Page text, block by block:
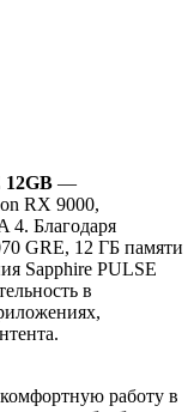
12GB —
RX 9000,
4. Благодаря
GRE, 12 ГБ памяти
Sapphire PULSE
в
работу в